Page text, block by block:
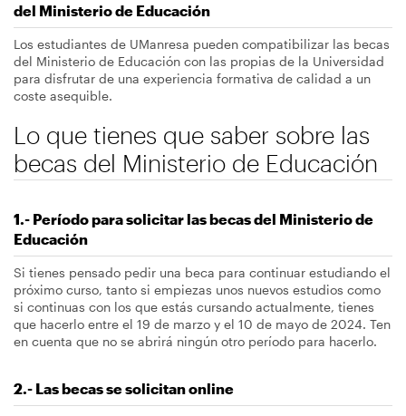
del Ministerio de Educación
Los estudiantes de UManresa pueden compatibilizar las becas
del Ministerio de Educación con las propias de la Universidad
para disfrutar de una experiencia formativa de calidad a un
coste asequible.
Lo que tienes que saber sobre las
becas del Ministerio de Educación
1.- Período para solicitar las becas del Ministerio de
Educación
Si tienes pensado pedir una beca para continuar estudiando el
próximo curso, tanto si empiezas unos nuevos estudios como
si continuas con los que estás cursando actualmente, tienes
que hacerlo entre el 19 de marzo y el 10 de mayo de 2024. Ten
en cuenta que no se abrirá ningún otro período para hacerlo.
2.- Las becas se solicitan online